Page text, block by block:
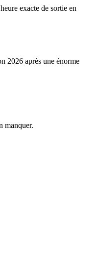
exacte de sortie en
2026 après une énorme
manquer.